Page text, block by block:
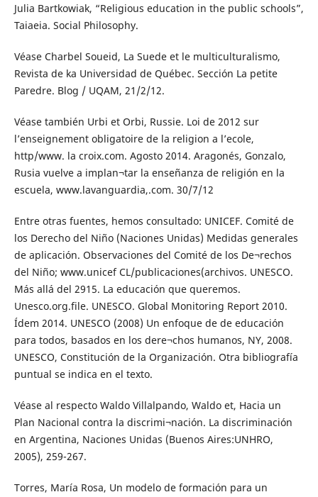
Julia Bartkowiak, “Religious education in the public schools”,
Taiaeia. Social Philosophy.
Véase Charbel Soueid, La Suede et le multiculturalismo,
Revista de ka Universidad de Québec. Sección La petite
Paredre. Blog / UQAM, 21/2/12.
Véase también Urbi et Orbi, Russie. Loi de 2012 sur
l’enseignement obligatoire de la religion a l’ecole,
http/www. la croix.com. Agosto 2014. Aragonés, Gonzalo,
Rusia vuelve a implan¬tar la enseñanza de religión en la
escuela, www.lavanguardia,.com. 30/7/12
Entre otras fuentes, hemos consultado: UNICEF. Comité de
los Derecho del Niño (Naciones Unidas) Medidas generales
de aplicación. Observaciones del Comité de los De¬rechos
del Niño; www.unicef CL/publicaciones(archivos. UNESCO.
Más allá del 2915. La educación que queremos.
Unesco.org.file. UNESCO. Global Monitoring Report 2010.
Ídem 2014. UNESCO (2008) Un enfoque de de educación
para todos, basados en los dere¬chos humanos, NY, 2008.
UNESCO, Constitución de la Organización. Otra bibliografía
puntual se indica en el texto.
Véase al respecto Waldo Villalpando, Waldo et, Hacia un
Plan Nacional contra la discrimi¬nación. La discriminación
en Argentina, Naciones Unidas (Buenos Aires:UNHRO,
2005), 259-267.
Torres, María Rosa, Un modelo de formación para un